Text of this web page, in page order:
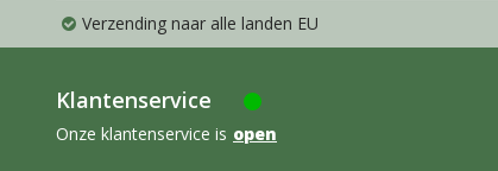
Verzending naar alle landen EU
Klantenservice
Onze klantenservice is open